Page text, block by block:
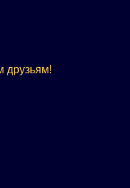
друзьям!